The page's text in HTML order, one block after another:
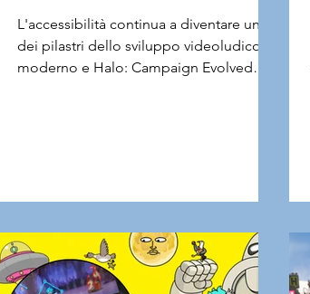
confermate dagli sviluppatori
L'accessibilità continua a diventare uno
dei pilastri dello sviluppo videoludico
moderno e Halo: Campaign Evolved
giocatori di personalizzare l'esperienza
confermando l'obiettivo di rendere il
nuovo capitolo il più inclusivo possibile.
Come spiegato dal team, l